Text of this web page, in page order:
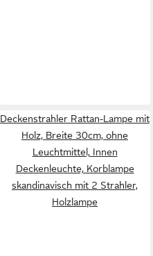
Deckenstrahler Rattan-Lampe mit
Holz, Breite 30cm, ohne
Leuchtmittel, Innen
Deckenleuchte, Korblampe
skandinavisch mit 2 Strahler,
Holzlampe